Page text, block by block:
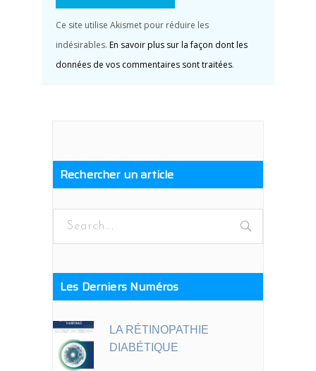
Ce site utilise Akismet pour réduire les
indésirables. En savoir plus sur la façon dont les
données de vos commentaires sont traitées.
Rechercher un article
Les Derniers Numéros
LA RÉTINOPATHIE
DIABÉTIQUE